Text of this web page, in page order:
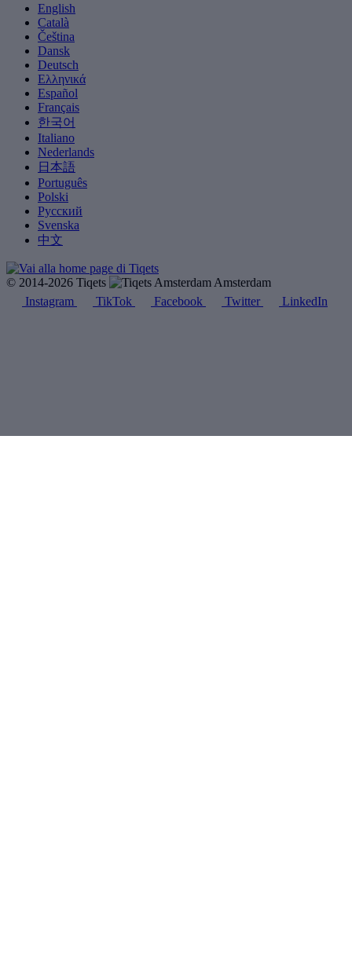
English
Català
Čeština
Dansk
Deutsch
Ελληνικά
Español
Français
한국어
Italiano
Nederlands
日本語
Português
Polski
Русский
Svenska
中文
© 2014-2026 Tiqets
Amsterdam
Instagram
TikTok Facebook Twitter LinkedIn